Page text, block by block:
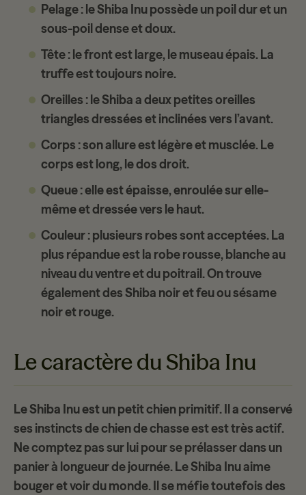
Pelage: le Shiba Inu possède un poil dur et un
sous-poil dense et doux.
Tête: le front est large, le museau épais. La
truffe est toujours noire.
Oreilles : le Shiba a deux petites oreilles
triangles dressées et inclinées vers l’avant.
Corps : son allure est légère et musclée. Le
corps est long, le dos droit.
Queue: elle est épaisse, enroulée sur elle-
même et dressée vers le haut.
Couleur: plusieurs robes sont acceptées. La
plus répandue est la robe rousse, blanche au
niveau du ventre et du poitrail. On trouve
également des Shiba noir et feu ou sésame
noir et rouge.
Le caractère du Shiba Inu
Le Shiba Inu est unpetit chien primitif. Il a conservé
ses instincts de chien de chasse est esttrès actif.
Ne comptez pas sur lui pour se prélasser dans un
panier à longueur de journée. Le Shiba Inu aime
bouger et voir du monde. Il se méfie toutefois des